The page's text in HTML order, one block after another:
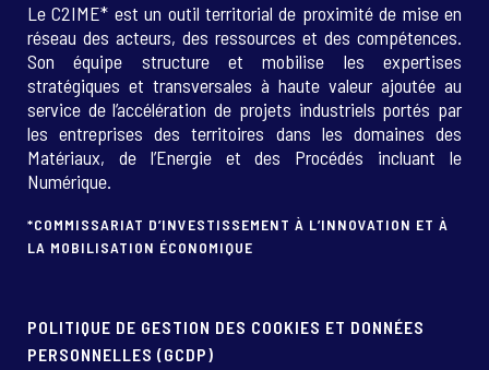
Le C2IME* est un outil territorial de proximité de mise en
réseau des acteurs, des ressources et des compétences.
Son équipe structure et mobilise les expertises
stratégiques et transversales à haute valeur ajoutée au
service de l’accélération de projets industriels portés par
les entreprises des territoires dans les domaines des
Matériaux, de l’Energie et des Procédés incluant le
Numérique.
*COMMISSARIAT D’INVESTISSEMENT À L’INNOVATION ET À
LA MOBILISATION ÉCONOMIQUE
POLITIQUE DE GESTION DES COOKIES ET DONNÉES
PERSONNELLES (GCDP)